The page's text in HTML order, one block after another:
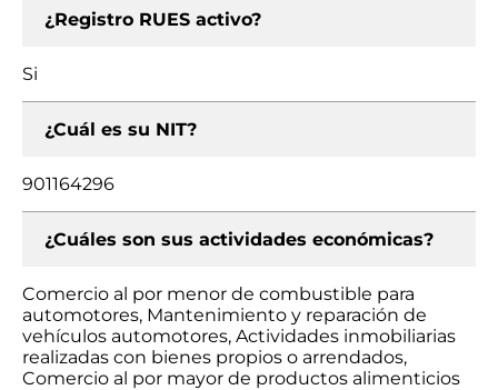
¿Registro RUES activo?
Si
¿Cuál es su NIT?
901164296
¿Cuáles son sus actividades económicas?
Comercio al por menor de combustible para
automotores, Mantenimiento y reparación de
vehículos automotores, Actividades inmobiliarias
realizadas con bienes propios o arrendados,
Comercio al por mayor de productos alimenticios